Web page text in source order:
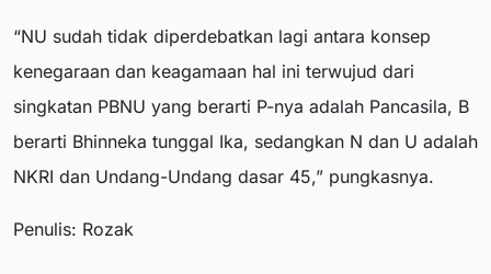
“NU sudah tidak diperdebatkan lagi antara konsep
kenegaraan dan keagamaan hal ini terwujud dari
singkatan PBNU yang berarti P-nya adalah Pancasila, B
berarti Bhinneka tunggal Ika, sedangkan N dan U adalah
NKRI dan Undang-Undang dasar 45,” pungkasnya.
Penulis: Rozak